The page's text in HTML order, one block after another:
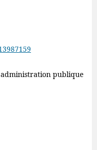
publique